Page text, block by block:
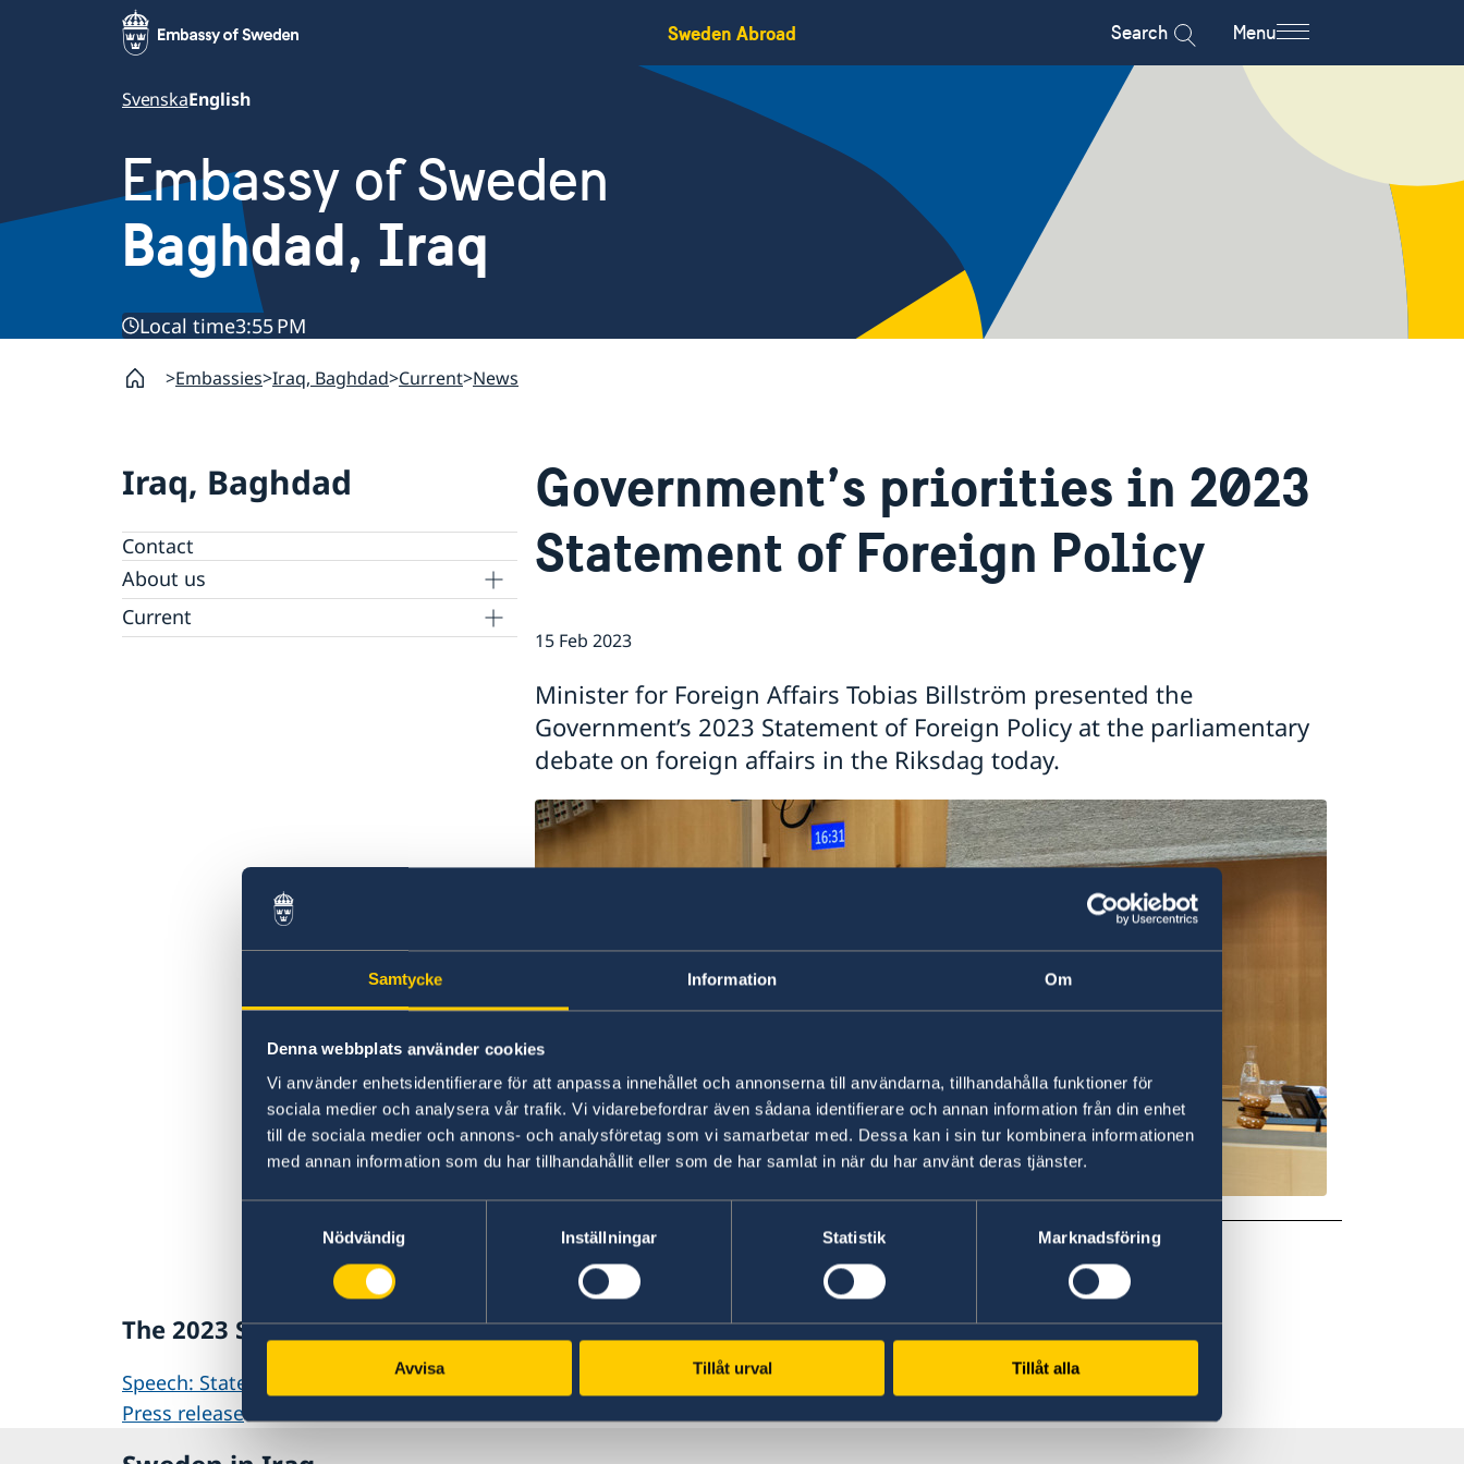
Samtycke Information Om
Denna webbplats använder cookies
Vi använder enhetsidentifierare för att anpassa innehållet och annonserna till användarna, tillhandahålla funktioner för
sociala medier och analysera vår trafik. Vi vidarebefordrar även sådana identifierare och annan information från din enhet
till de sociala medier och annons- och analysföretag som vi samarbetar med. Dessa kan i sin tur kombinera informationen
med annan information som du har tillhandahållit eller som de har samlat in när du har använt deras tjänster.
Nödvändig
Inställningar Statistik Marknadsföring
Avvisa Tillåt urval Tillåt alla
Sweden Abroad Search Menu
SvenskaEnglish
Embassy of Sweden
Baghdad, Iraq
Local time3:55 PM
Embassies Iraq, Baghdad Current News
Iraq, Baghdad
Contact
About us
Data Protection Policy (GDPR)
Current
Government’s priorities in 2023
Statement of Foreign Policy
15 Feb 2023
Minister for Foreign Affairs Tobias Billström presented the
Government’s 2023 Statement of Foreign Policy at the parliamentary
debate on foreign affairs in the Riksdag today.
Photo: Anders Löwdin/Riksdagen
The 2023 Statement of Foreign Policy is available here:
Speech: Statement of Foreign Policy 2023 on government.se
Press release